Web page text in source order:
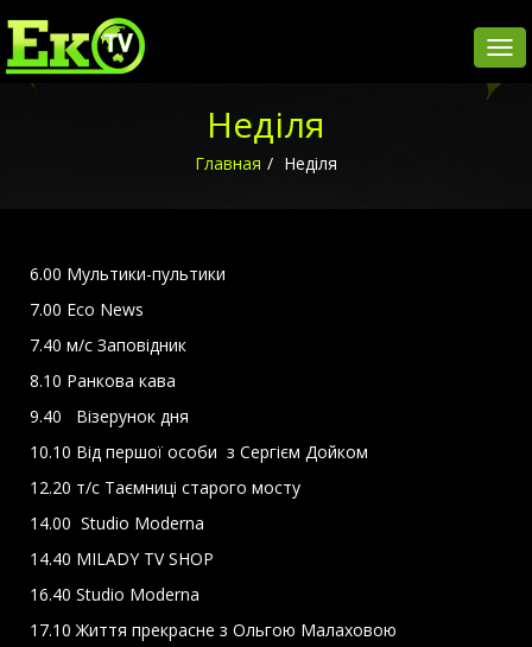
Неділя
Главная Неділя
6.00 Мультики-пультики
7.00 Eco News
7.40 м/с Заповідник
8.10 Ранкова кава
9.40 Візерунок дня
10.10 Від першої особи з Сергієм Дойком
12.20 т/с Таємниці старого мосту
14.00 Studio Moderna
14.40 MILADY TV SHOP
16.40 Studio Moderna
17.10 Життя прекрасне з Ольгою Малаховою